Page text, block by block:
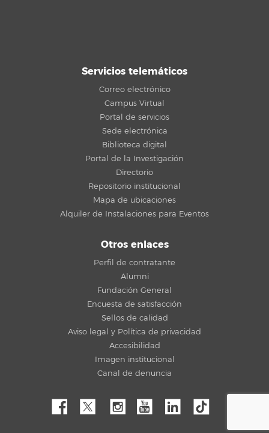
Servicios telemáticos
Correo electrónico
Campus Virtual
Portal de servicios
Sede electrónica
Biblioteca digital
Portal de la Investigación
Directorio
Repositorio institucional
Mapa de ubicaciones
Alquiler de Instalaciones para Eventos
Otros enlaces
Perfil de contratante
Alumni
Fundación General
Encuesta de satisfacción
Sellos de calidad
Aviso legal y Política de privacidad
Accesibilidad
Imagen institucional
Canal de denuncia